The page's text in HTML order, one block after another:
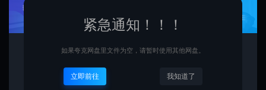
紧急通知！！！
如果夸克网盘里文件为空，请暂时使用其他网盘。
立即前往 我知道了